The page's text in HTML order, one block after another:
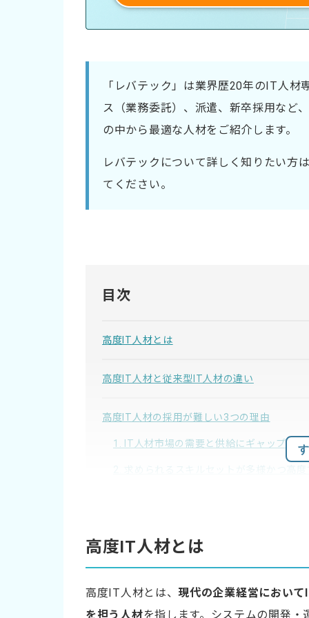
「レバテック」は業界歴20年のIT人
ス（業務委託）、派遣、新卒採用など
の中から最適な人材をご紹介します。
レバテックについて詳しく知りたい方
てください。
目次
高度IT人材とは
高度IT人材と従来型IT人材の違い
高度IT人材の採用が難しい3つの理由
1. IT人材市場の需要と供給にギャップがあ
魅力的な労働条件や環境を提示する
成長機会やスキルアップの支援体制を明示
高度IT人材とは
高度IT人材とは、現代の企業経営におい
を担う人材を指します。システムの開発